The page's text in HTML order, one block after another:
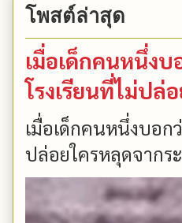
โพสต์ล่าสุด
เมื่อเด็กคนหนึ่ง
โรงเรียนที่ไม่ปล่
เมื่อเด็กคนหนึ่งบอก
ปล่อยใครหลุดจากร